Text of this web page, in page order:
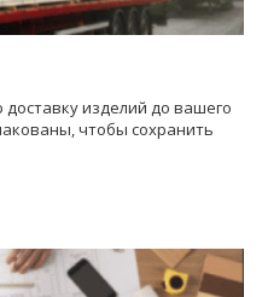
изделий до вашего
чтобы сохранить